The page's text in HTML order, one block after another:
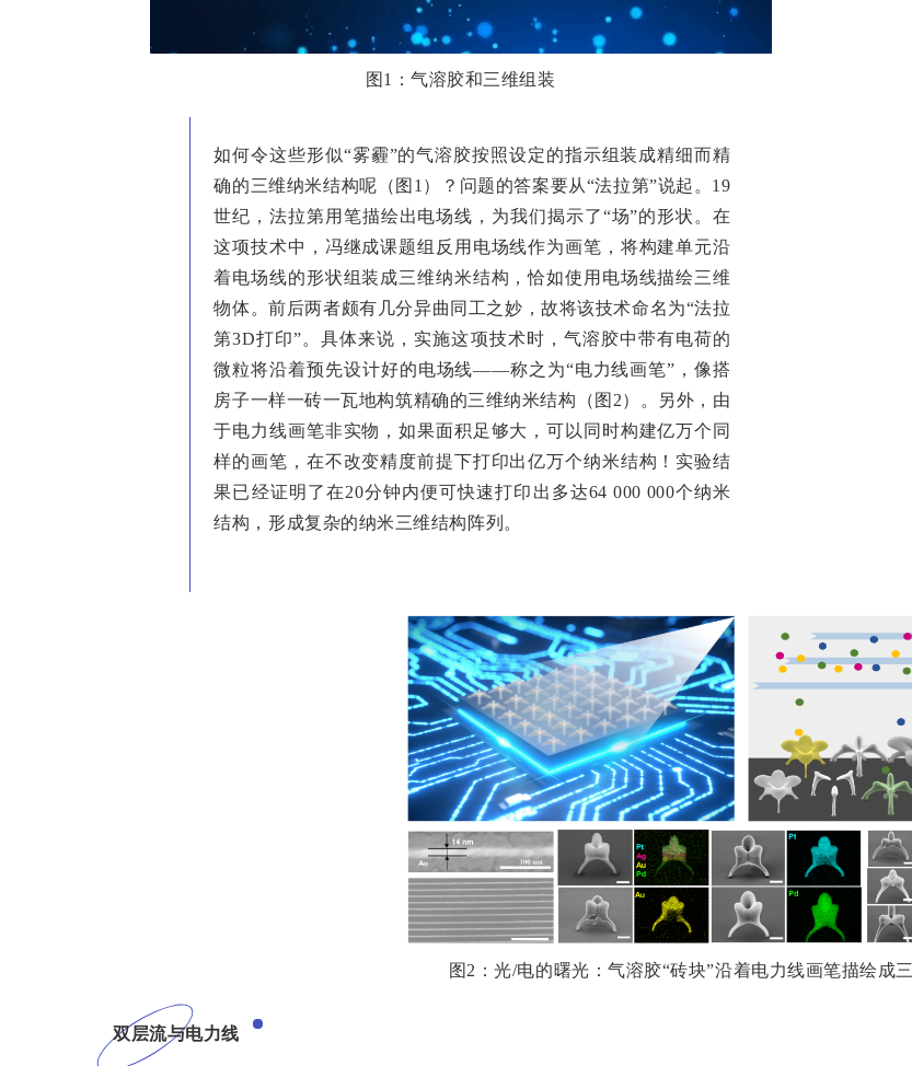
图1：气溶胶和三维组装
如何令这些形似“雾霾”的气溶胶按照设定的指示组装成精细而精
确的三维纳米结构呢（图1）？问题的答案要从“法拉第”说起。19
世纪，法拉第用笔描绘出电场线，为我们揭示了“场”的形状。在
这项技术中，冯继成课题组反用电场线作为画笔，将构建单元沿
着电场线的形状组装成三维纳米结构，恰如使用电场线描绘三维
物体。前后两者颇有几分异曲同工之妙，故将该技术命名为“法拉
第3D打印”。具体来说，实施这项技术时，气溶胶中带有电荷的
微粒将沿着预先设计好的电场线——称之为“电力线画笔”，像搭
房子一样一砖一瓦地构筑精确的三维纳米结构（图2）。另外，由
于电力线画笔非实物，如果面积足够大，可以同时构建亿万个同
样的画笔，在不改变精度前提下打印出亿万个纳米结构！实验结
果已经证明了在20分钟内便可快速打印出多达64 000 000个纳米
结构，形成复杂的纳米三维结构阵列。
图2：光/电的曙光：气溶胶“砖块”沿着电力线画笔描绘成
双层流与电力线